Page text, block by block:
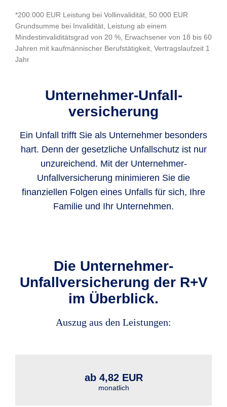
*200.000 EUR Leistung bei Vollinvalidität, 50.000 EUR
Grundsumme bei Invalidität, Leistung ab einem
Mindestinvaliditätsgrad von 20 %, Erwachsener von 18 bis 60
Jahren mit kaufmännischer Berufstätigkeit, Vertragslaufzeit 1
Jahr
Unternehmer-Unfall­
versicherung
Ein Unfall trifft Sie als Unternehmer besonders
hart. Denn der gesetzliche Unfallschutz ist nur
unzureichend. Mit der Unternehmer-
Unfallversicherung minimieren Sie die
finanziellen Folgen eines Unfalls für sich, Ihre
Familie und Ihr Unternehmen.
Die Unternehmer-
Unfallversicherung der R+V
im Überblick.
Auszug aus den Leistungen:
ab 4,82 EUR
monatlich